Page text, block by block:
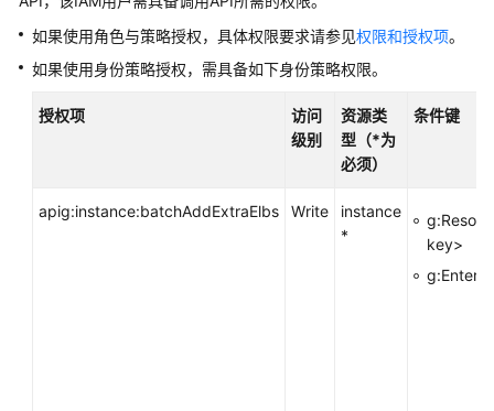
快
速
门
用
如果使用角色与策略授权，具体权限要求请参见权限和授权项。
如果使用身份策略授权，需具备如下身份策略权限。
授权项
访问
级别
资源类
型（*为
必须）
条件键
apig:instance:batchAddExtraElbs Write
instance
*
key>